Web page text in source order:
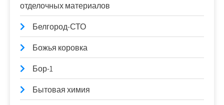
отделочных материалов
Белгород-СТО
Божья коровка
Бор-1
Бытовая химия